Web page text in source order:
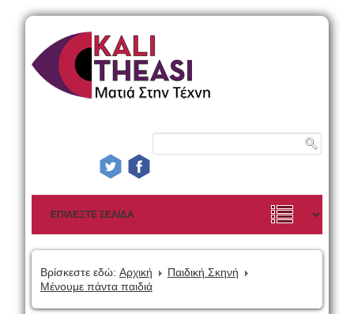
Βρίσκεστε εδώ: Αρχική
Παιδική Σκηνή
Μένουμε πάντα παιδιά